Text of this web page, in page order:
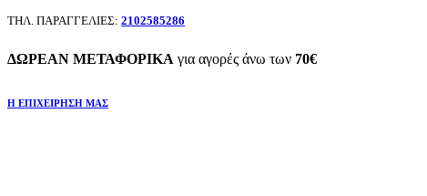
ΤΗΛ. ΠΑΡΑΓΓΕΛΙΕΣ: 2102585286
ΔΩΡΕΑΝ ΜΕΤΑΦΟΡΙΚΑ για αγορές άνω των 70€
Η ΕΠΙΧΕΙΡΗΣΗ ΜΑΣ